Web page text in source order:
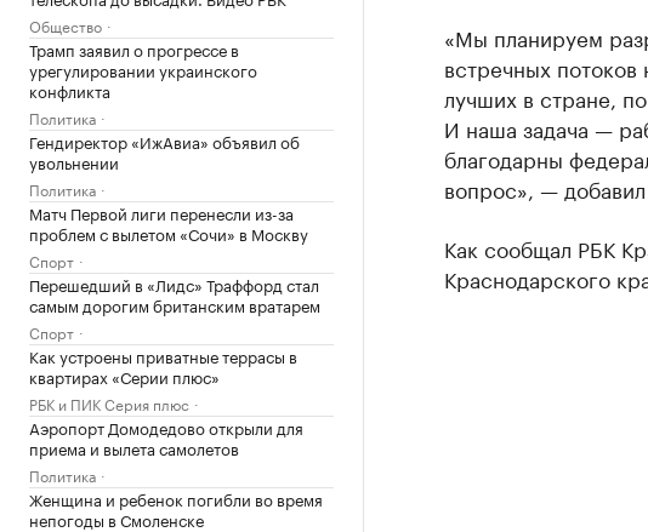
Общество
Трамп заявил о прогрессе в
урегулировании украинского
конфликта
Политика
Гендиректор «ИжАвиа» объявил об
увольнении
Политика
Матч Первой лиги перенесли из-за
проблем с вылетом «Сочи» в Москву
Спорт
Перешедший в «Лидс» Траффорд стал
самым дорогим британским вратарем
Спорт
Как устроены приватные террасы в
квартирах «Серии плюс»
РБК и ПИК Серия плюс
Аэропорт Домодедово открыли для
приема и вылета самолетов
Политика
Женщина и ребенок погибли во время
непогоды в Смоленске
«Мы планируем
встречных
лучших в стране,
И наша задача —
благодарны
вопрос», —
Как сообщал РБК
Краснодарского